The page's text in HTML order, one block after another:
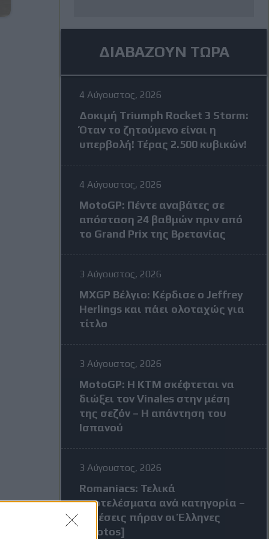
ΔΙΑΒΑΖΟΥΝ ΤΩΡΑ
4 Αύγουστος, 2026
Δοκιμή Triumph Rocket 3 Storm:
Όταν το ζητούμενο είναι η
υπερβολή! Τέρας 2.500 κυβικών!
4 Αύγουστος, 2026
MotoGP: Πέντε αναβάτες σε
απόσταση 24 βαθμών πριν από
το Grand Prix της Βρετανίας
3 Αύγουστος, 2026
MXGP Βέλγιο: Κέρδισε ο Jeffrey
Herlings και πάει ολοταχώς για
τίτλο
3 Αύγουστος, 2026
MotoGP: Η KTM σκέφτεται να
διώξει τον Vinales στην μέση
της σεζόν – Η απάντηση του
Ισπανού
3 Αύγουστος, 2026
Romaniacs: Τελικά
αποτελέσματα ανά κατηγορία –
Τι θέσεις πήραν οι Έλληνες
[Photos]